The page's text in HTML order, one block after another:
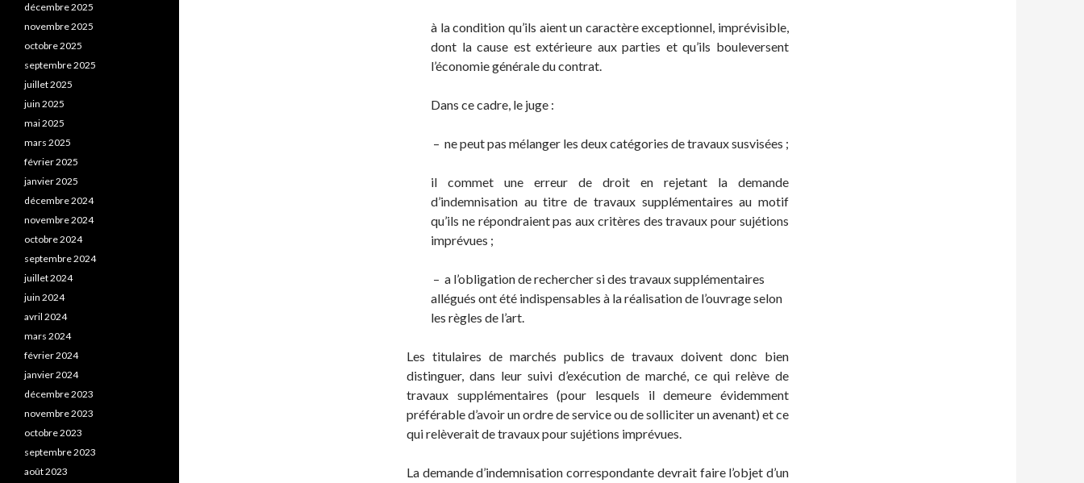
à la condition qu’ils aient un caractère exceptionnel, imprévisible,
dont la cause est extérieure aux parties et qu’ils bouleversent
l’économie générale du contrat.
Dans ce cadre, le juge :
– ne peut pas mélanger les deux catégories de travaux susvisées ;
il commet une erreur de droit en rejetant la demande
d’indemnisation au titre de travaux supplémentaires au motif
qu’ils ne répondraient pas aux critères des travaux pour sujétions
imprévues ;
– a l’obligation de rechercher si des travaux supplémentaires
allégués ont été indispensables à la réalisation de l’ouvrage selon
les règles de l’art.
Les titulaires de marchés publics de travaux doivent donc bien
distinguer, dans leur suivi d’exécution de marché, ce qui relève de
travaux supplémentaires (pour lesquels il demeure évidemment
préférable d’avoir un ordre de service ou de solliciter un avenant) et ce
qui relèverait de travaux pour sujétions imprévues.
La demande d’indemnisation correspondante devrait faire l’objet d’un
décembre 2025
novembre 2025
octobre 2025
septembre 2025
juillet 2025
juin 2025
mai 2025
mars 2025
février 2025
janvier 2025
décembre 2024
novembre 2024
octobre 2024
septembre 2024
juillet 2024
juin 2024
avril 2024
mars 2024
février 2024
janvier 2024
décembre 2023
novembre 2023
octobre 2023
septembre 2023
août 2023